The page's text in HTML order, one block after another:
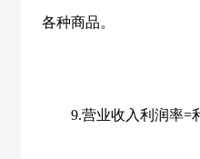
各种商品。
9.营业收入利润率=利